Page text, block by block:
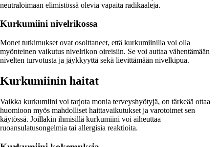
neutraloimaan elimistössä olevia vapaita radikaaleja.
Kurkumiini nivelrikossa
Monet tutkimukset ovat osoittaneet, että kurkumiinilla voi olla
myönteinen vaikutus nivelrikon oireisiin. Se voi auttaa vähentämään
nivelten turvotusta ja jäykkyyttä sekä lievittämään nivelkipua.
Kurkumiinin haitat
Vaikka kurkumiini voi tarjota monia terveyshyötyjä, on tärkeää ottaa
huomioon myös mahdolliset haittavaikutukset ja varotoimet sen
käytössä. Joillakin ihmisillä kurkumiini voi aiheuttaa
ruoansulatusongelmia tai allergisia reaktioita.